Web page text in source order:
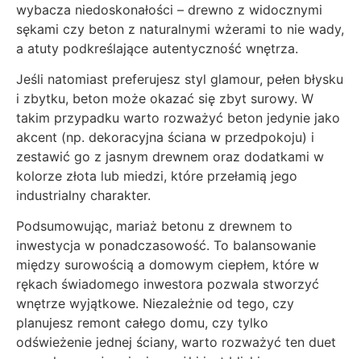
wybacza niedoskonałości – drewno z widocznymi
sękami czy beton z naturalnymi wżerami to nie wady,
a atuty podkreślające autentyczność wnętrza.
Jeśli natomiast preferujesz styl glamour, pełen błysku
i zbytku, beton może okazać się zbyt surowy. W
takim przypadku warto rozważyć beton jedynie jako
akcent (np. dekoracyjna ściana w przedpokoju) i
zestawić go z jasnym drewnem oraz dodatkami w
kolorze złota lub miedzi, które przełamią jego
industrialny charakter.
Podsumowując, mariaż betonu z drewnem to
inwestycja w ponadczasowość. To balansowanie
między surowością a domowym ciepłem, które w
rękach świadomego inwestora pozwala stworzyć
wnętrze wyjątkowe. Niezależnie od tego, czy
planujesz remont całego domu, czy tylko
odświeżenie jednej ściany, warto rozważyć ten duet